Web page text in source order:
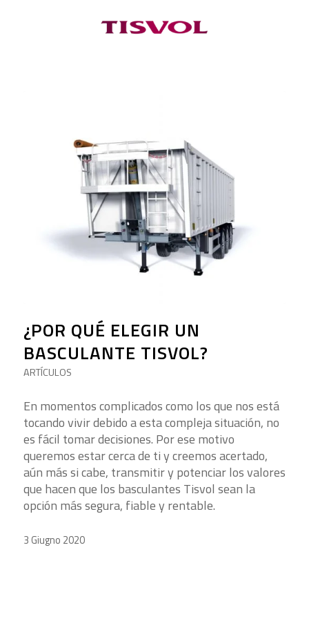
¿POR QUÉ ELEGIR UN
BASCULANTE TISVOL?
ARTÍCULOS
En momentos complicados como los que nos está
tocando vivir debido a esta compleja situación, no
es fácil tomar decisiones. Por ese motivo
queremos estar cerca de ti y creemos acertado,
aún más si cabe, transmitir y potenciar los valores
que hacen que los basculantes Tisvol sean la
opción más segura, fiable y rentable.
3 Giugno 2020